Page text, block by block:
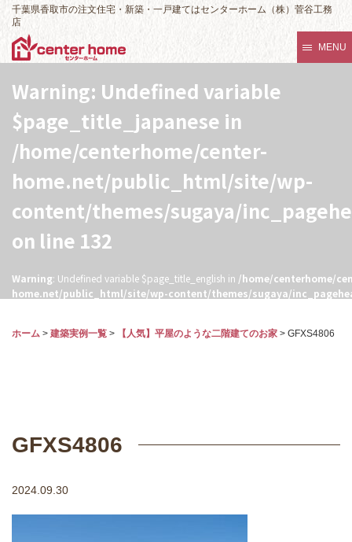
千葉県香取市の注文住宅・新築・一戸建てはセンターホーム（株）菅谷工務
店
MENU
Warning: Undefined variable
$page_title_japanese in
/home/centerhome/center-
home.net/public_html/site/wp-
content/themes/sugaya/
on line 132
Warning: Undefined variable $page_title_english in /home/centerhome/
home.net/public_html/site/wp-content/themes/sugaya/
ホーム > 建築実例一覧 > 【人気】平屋のような二階建てのお家 > GFXS4806
GFXS4806
2024.09.30